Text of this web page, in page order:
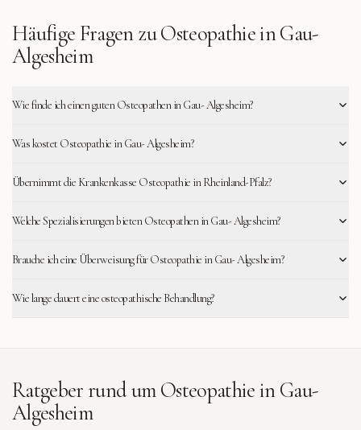
Häufige Fragen zu Osteopathie inGau-
Algesheim
Wie finde ich einen guten Osteopathen in Gau- Algesheim?
Was kostet Osteopathie in Gau- Algesheim?
Übernimmt die Krankenkasse Osteopathie in Rheinland-Pfalz?
Welche Spezialisierungen bieten Osteopathen in Gau- Algesheim?
Brauche ich eine Überweisung für Osteopathie in Gau- Algesheim?
Wie lange dauert eine osteopathische Behandlung?
Ratgeber rund um Osteopathie inGau-
Algesheim